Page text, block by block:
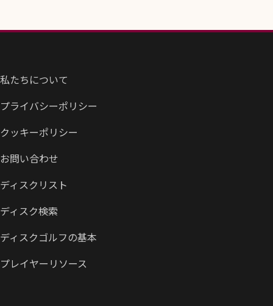
私たちについて
プライバシーポリシー
クッキーポリシー
お問い合わせ
ディスクリスト
ディスク検索
ディスクゴルフの基本
プレイヤーリソース